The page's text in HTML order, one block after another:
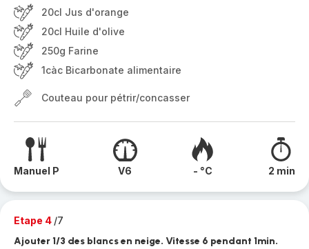
20cl Jus d'orange
20cl Huile d'olive
250g Farine
1càc Bicarbonate alimentaire
Couteau pour pétrir/concasser
Manuel P V6 - °C 2 min
Etape 4 /7
Ajouter 1/3 des blancs en neige. Vitesse 6 pendant 1min.